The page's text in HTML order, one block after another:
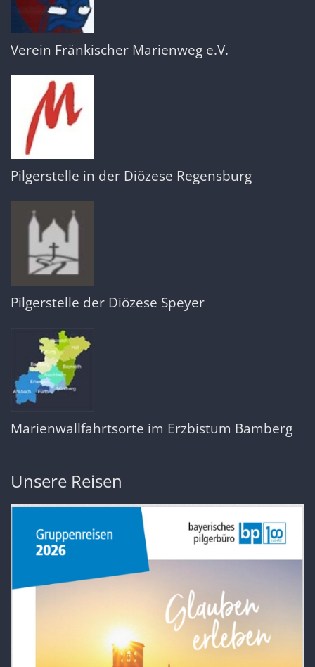
Verein Fränkischer Marienweg e.V.
Pilgerstelle in der Diözese Regensburg
Pilgerstelle der Diözese Speyer
Marienwallfahrtsorte im Erzbistum Bamberg
Unsere Reisen